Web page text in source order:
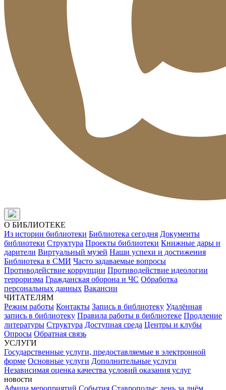
О БИБЛИОТЕКЕ
Из истории библиотеки Библиотека сегодня Документы
библиотеки Структура Проекты библиотеки Книжные дары и
дарители Виртуальный музей Наши успехи и достижения
Библиотека в СМИ Часто задаваемые вопросы
Противодействие коррупции Противодействие идеологии
терроризма Гражданская оборона и ЧС Обработка
персональных данных Вакансии
ЧИТАТЕЛЯМ
Режим работы Контакты Запись в библиотеку Удалённая
запись в библиотеку Правила работы в библиотеке Продление
литературы Структура Доступная среда Центры и клубы
Опросы Обратная связь
УСЛУГИ
Государственные услуги, предоставляемые в электронной
форме Основные услуги Дополнительные услуги
Независимая оценка качества условий оказания услуг
новости
Афиша мероприятий События Ставрополье: день за днём